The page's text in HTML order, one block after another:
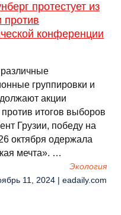
протестует из
против
конференции
группировки и
акции
против итогов выборов
Грузии, победу на
октября одержала
мечта». …
Экология
11, 2024 | eadaily.com